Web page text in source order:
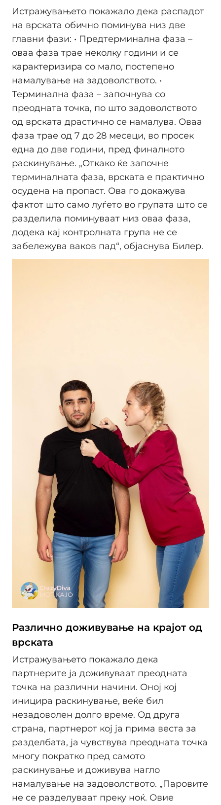
Истражувањето покажало дека распадот
на врската обично поминува низ две
главни фази: • Предтерминална фаза –
оваа фаза трае неколку години и се
карактеризира со мало, постепено
намалување на задоволството. •
Терминална фаза – започнува со
преодната точка, по што задоволството
од врската драстично се намалува. Оваа
фаза трае од 7 до 28 месеци, во просек
една до две години, пред финалното
раскинување. „Откако ќе започне
терминалната фаза, врската е практично
осудена на пропаст. Ова го докажува
фактот што само луѓето во групата што се
разделила поминуваат низ оваа фаза,
додека кај контролната група не се
забележува ваков пад“, објаснува Билер.
Различно доживување на крајот од
врската
Истражувањето покажало дека
партнерите ја доживуваат преодната
точка на различни начини. Оној кој
иницира раскинување, веќе бил
незадоволен долго време. Од друга
страна, партнерот кој ја прима веста за
разделбата, ја чувствува преодната точка
многу пократко пред самото
раскинување и доживува нагло
намалување на задоволството. „Паровите
не се разделуваат преку ноќ. Овие